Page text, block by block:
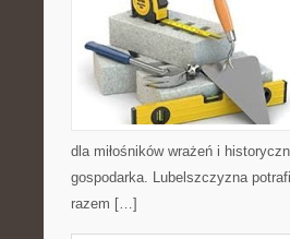
dla miłośników wrażeń i
gospodarka. Lubelszczyzna
razem […]